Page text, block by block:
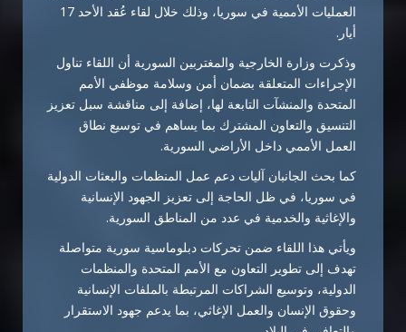
العمليات الأممية في سوريا، وذلك خلال لقاء عُقد الأحد 17
أيار.
وذكرت وزارة الخارجية والمغتربين السورية أن اللقاء تناول
الإجراءات المتعلقة بضمان أمن وسلامة موظفي الأمم
المتحدة والمنشآت التابعة لها، إضافة إلى مناقشة سبل تعزيز
التنسيق والتعاون المشترك بما يساهم في توسيع نطاق
العمل الأممي داخل الأراضي السورية.
كما بحث الجانبان آليات دعم عمل المنظمات والبعثات الدولية
في سوريا، في ظل الحاجة إلى تعزيز الجهود الإنسانية
والإغاثية والخدمية في عدد من المناطق السورية.
ويأتي هذا اللقاء ضمن تحركات دبلوماسية سورية متواصلة
تهدف إلى تطوير التعاون مع الأمم المتحدة والمنظمات
الدولية، وتوسيع الشراكات المرتبطة بالملفات الإنسانية
وحقوق الإنسان والعمل الإغاثي، بما يدعم جهود الاستقرار